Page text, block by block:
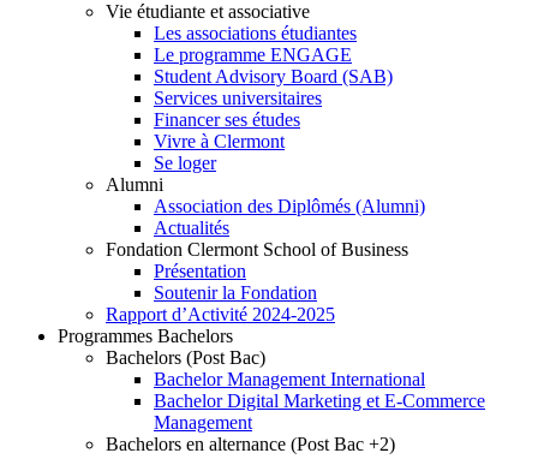
Vie étudiante et associative
Les associations étudiantes
Le programme ENGAGE
Student Advisory Board (SAB)
Services universitaires
Financer ses études
Vivre à Clermont
Se loger
Alumni
Association des Diplômés (Alumni)
Actualités
Fondation Clermont School of Business
Présentation
Soutenir la Fondation
Rapport d’Activité 2024-2025
Programmes Bachelors
Bachelors (Post Bac)
Bachelor Management International
Bachelor Digital Marketing et E-Commerce
Management
Bachelors en alternance (Post Bac +2)